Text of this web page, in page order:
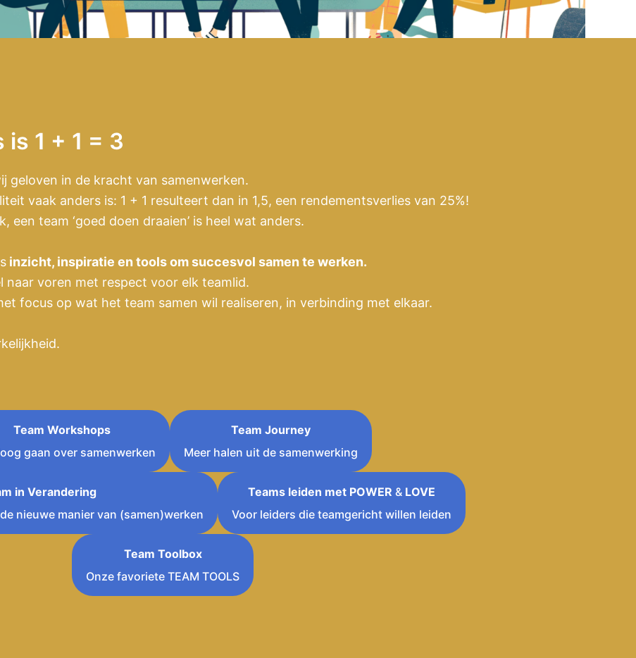
1 + 1 = 3
geloven in de kracht van samenwerken.
vaak anders is: 1 + 1 resulteert dan in 1,5, een rendementsverlies van 25%!
een team ‘goed doen draaien’ is heel wat anders.
inzicht, inspiratie en tools om succesvol samen te werken.
voren met respect voor elk teamlid.
focus op wat het team samen wil realiseren, in verbinding met elkaar.
Team Workshops
gaan over samenwerken
Team Journey
Meer halen uit de samenwerking
in Verandering
nieuwe manier van (samen)werken
Teams leiden met POWER &LOVE
Voor leiders die teamgericht willen leiden
Team Toolbox
Onze favoriete TEAM TOOLS